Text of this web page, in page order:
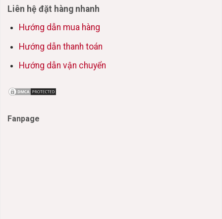
Liên hệ đặt hàng nhanh
Hướng dẫn mua hàng
Hướng dẫn thanh toán
Hướng dẫn vận chuyển
Fanpage